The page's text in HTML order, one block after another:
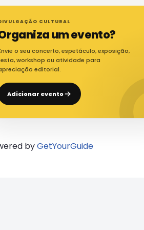
CULTURAL
um evento?
o seu concerto, espetáculo, exposição,
workshop ou atividade para
editorial.
Adicionar evento
byGetYourGuide